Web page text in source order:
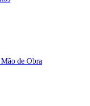
de Obra